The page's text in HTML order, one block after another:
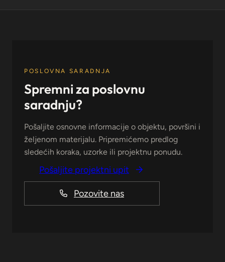
POSLOVNA SARADNJA
Spremni za poslovnu
saradnju?
Pošaljite osnovne informacije o objektu, površini i
željenom materijalu. Pripremićemo predlog
sledećih koraka, uzorke ili projektnu ponudu.
Pošaljite projektni upit
Pozovite nas